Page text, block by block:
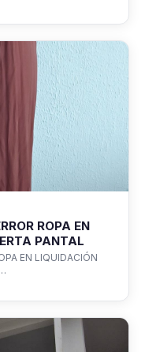
ROPA EN
PANTAL
EN LIQUIDACIÓN